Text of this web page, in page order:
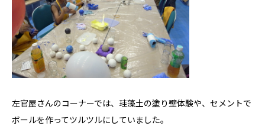
コラム
お知らせ
モデルハウス
Hokushin model
koselig コーシェリ
左官屋さんのコーナーでは、珪藻土の塗り壁体験や、セメントで
ボールを作ってツルツルにしていました。